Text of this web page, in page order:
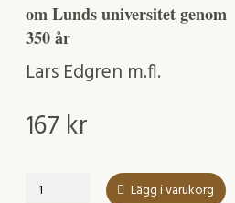
om Lunds universitet genom
350 år
Lars Edgren m.fl.
167 kr
Historia
Lägg i varukorg